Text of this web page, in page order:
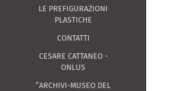
LE PREFIGURAZIONI
PLASTICHE
CONTATTI
CESARE CATTANEO -
ONLUS
“ARCHIVI-MUSEO DEL